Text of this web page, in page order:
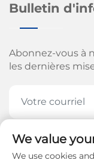
Bulletin
Abonnez-vous à
les dernières
We value
We use cookies